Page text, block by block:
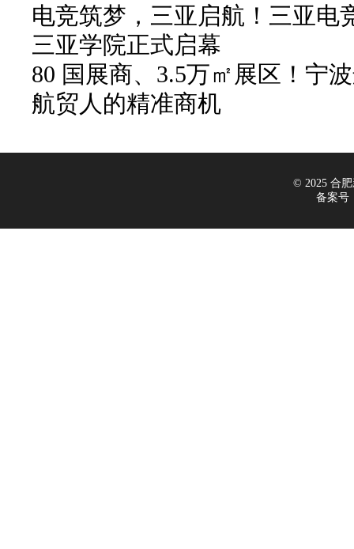
电竞筑梦，三亚启航！三亚电
三亚学院正式启幕
80 国展商、3.5万㎡展区！宁
航贸人的精准商机
© 2025 合肥
备案号